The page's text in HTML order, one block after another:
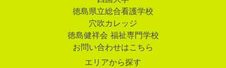
徳島県立総合看護学校
穴吹カレッジ
徳島健祥会 福祉専門学校
お問い合わせはこちら
エリアから探す